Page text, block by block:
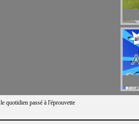
le quotidien passé à l'éprouvette